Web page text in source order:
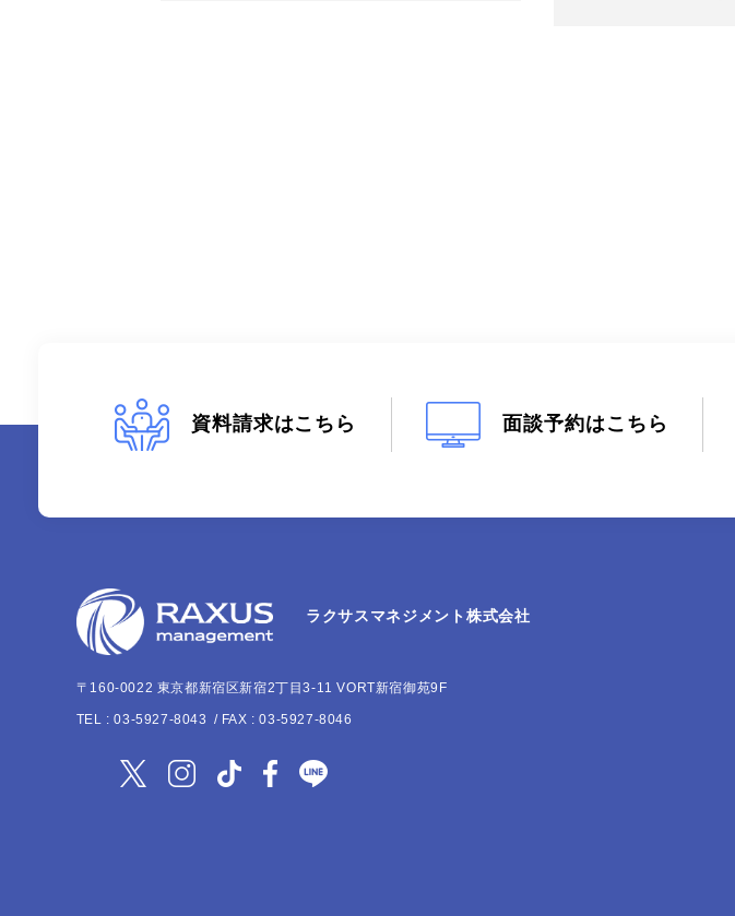
資料請求はこちら 面談予約はこちら
ラクサスマネジメント株式会社
〒160-0022 東京都新宿区新宿2丁目3-11 VORT新宿御苑9F
TEL :03-5927-8043 / FAX : 03-5927-8046